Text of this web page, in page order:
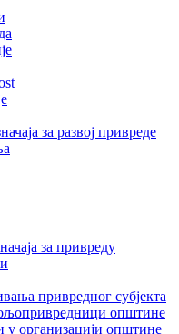
за развој привреде
за привреду
привредног субјекта
општине
у организацији општине